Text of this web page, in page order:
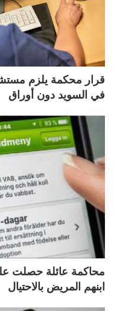
قرار محكمة يلزم
في السويد دون أوراق
ابنهم المريض بالاحتيال